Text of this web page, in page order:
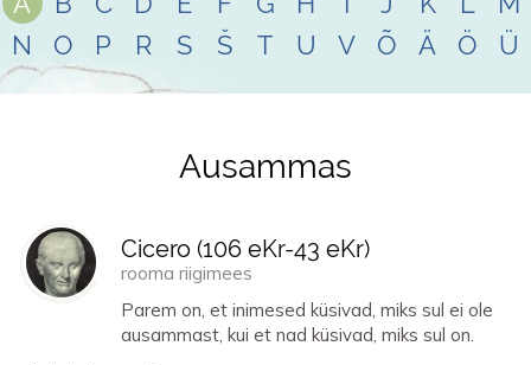
N
O P R S Š T U V Õ Ä Ö Ü
Tsitaadid teemalausammas
Ausammas
Cicero (106 eKr-43 eKr)
rooma riigimees
Parem on, et inimesed küsivad, miks sul ei ole
ausammast, kui et nad küsivad, miks sul on.